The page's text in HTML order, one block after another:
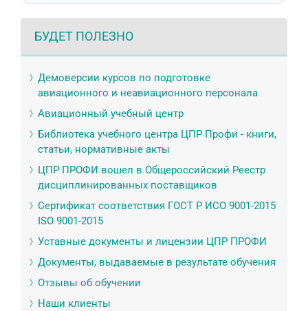
БУДЕТ ПОЛЕЗНО
Демоверсии курсов по подготовке
авиационного и неавиационного персонала
Авиационный учебный центр
Библиотека учебного центра ЦПР Профи - книги,
статьи, нормативные акты
ЦПР ПРОФИ вошел в Общероссийский Реестр
дисциплинированных поставщиков
Сертификат соответствия ГОСТ Р ИСО 9001-2015
ISO 9001-2015
Уставные документы и лицензии ЦПР ПРОФИ
Документы, выдаваемые в результате обучения
Отзывы об обучении
Наши клиенты